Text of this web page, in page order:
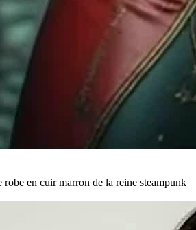
robe en cuir marron de la reine steampunk